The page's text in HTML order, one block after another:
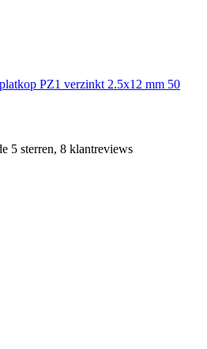
PZ1 verzinkt 2.5x12 mm 50
5 sterren, 8 klantreviews